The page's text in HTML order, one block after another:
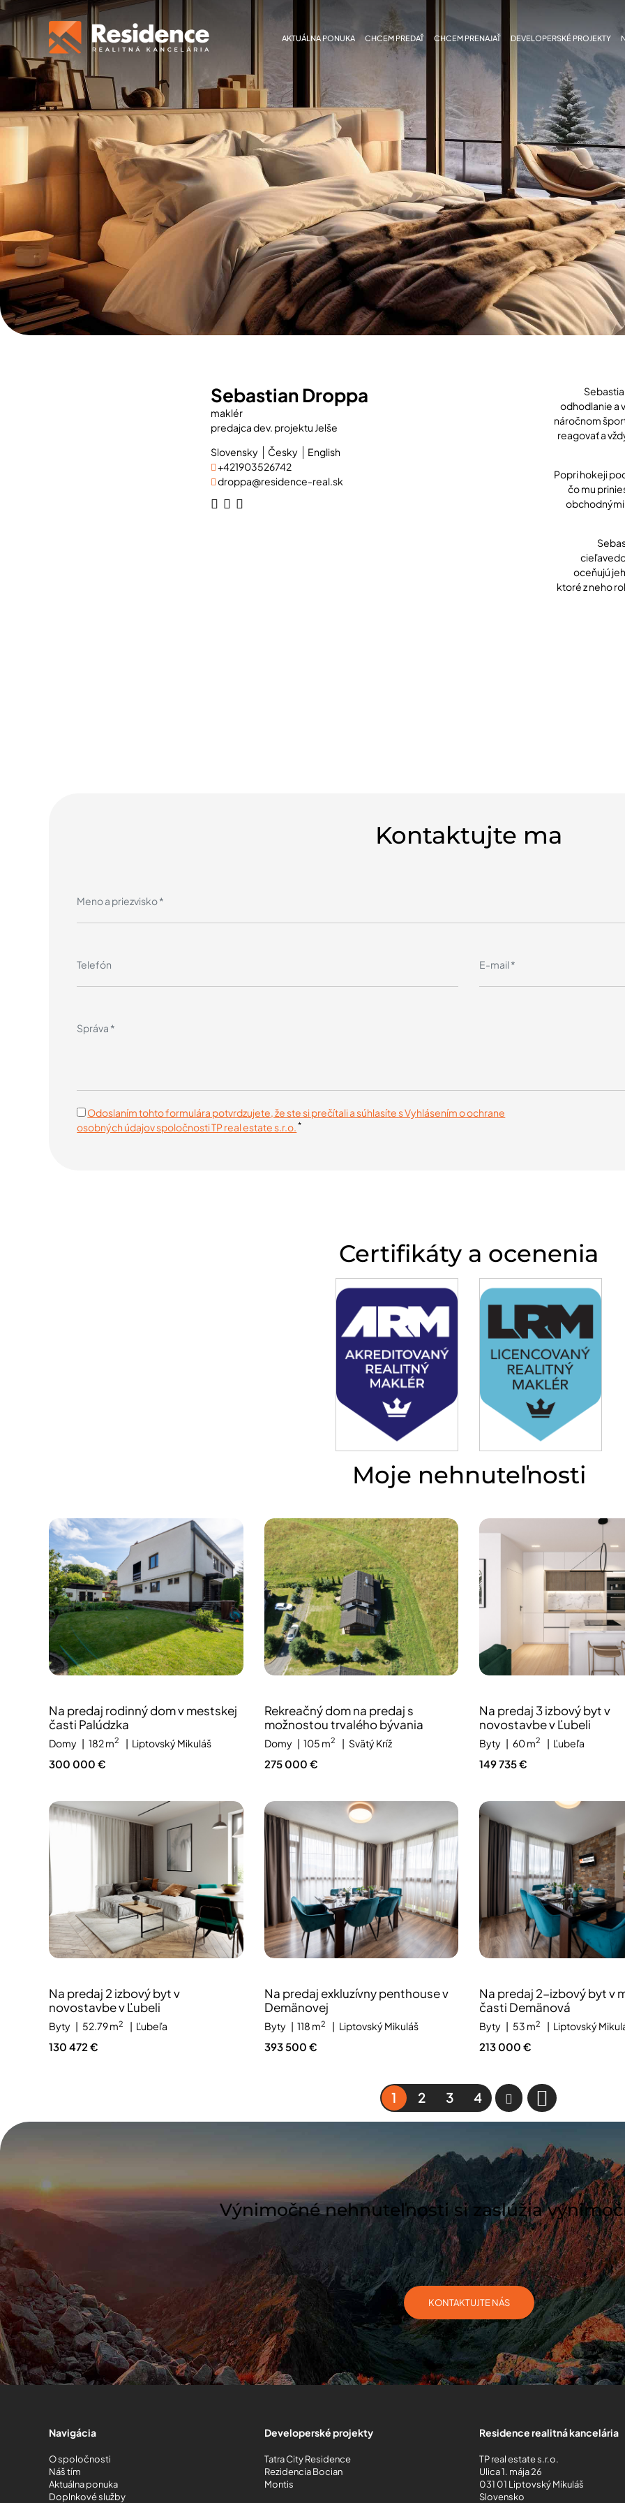
AKTUÁLNA PONUKA CHCEM PREDAŤ CHCEM PRENAJAŤ DEVELOPERSKÉ PROJEKTY
Sebastian Droppa
maklér
predajca dev. projektu Jelše
Slovensky
Česky
English
+421903526742
droppa@residence-real.sk
odhodlanie a
náročnom
reagovať a
Popri hokeji
čo mu
obchodnými
oceňujú
ktoré z neho
Kontaktujte ma
Odoslaním tohto formulára potvrdzujete, že ste si prečítali a súhlasíte s Vyhlásením o ochrane
osobných údajov spoločnosti TP real estate s.r.o. *
Certifikáty a ocenenia
Moje nehnuteľnosti
Na predaj rodinný dom v mestskej
časti Palúdzka
Domy 182 m2 Liptovský Mikuláš
300 000 €
Rekreačný dom na predaj s
možnostou trvalého bývania
Domy 105 m2 Svätý Kríž
275 000 €
Na predaj 3 izbový byt v
novostavbe v Ľubeli
Byty 60 m2 Ľubeľa
149 735 €
Na predaj 2 izbový byt v
novostavbe v Ľubeli
Byty 52.79 m2 Ľubeľa
130 472 €
Na predaj exkluzívny penthouse v
Demänovej
Byty 118 m2 Liptovský Mikuláš
393 500 €
Na predaj 2-izbový byt v
časti Demänová
Byty 53 m2 Liptovský
213 000 €
1 2 3 4
Výnimočné nehnuteľnosti si zaslúžia
KONTAKTUJTE NÁS
Navigácia
O spoločnosti
Náš tím
Aktuálna ponuka
Doplnkové služby
Developerské projekty
Tatra City Residence
Rezidencia Bocian
Montis
Residence realitná kancelária
TP real estate s.r.o.
Ulica 1. mája 26
031 01 Liptovský Mikuláš
Slovensko